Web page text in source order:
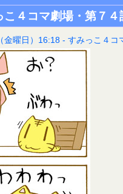
こ４コマ劇場・第７
金曜日）16:18 - すみっこ４コ